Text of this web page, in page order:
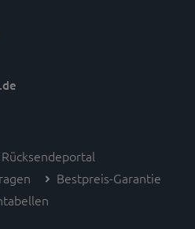
Rücksendeportal
Bestpreis-Garantie